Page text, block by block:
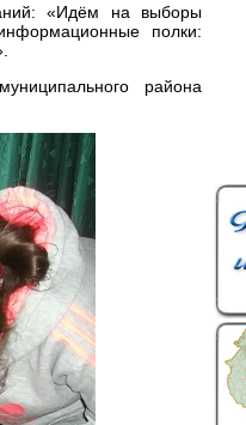
«Идём на выборы
полки:
района